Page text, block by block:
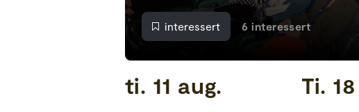
interessert 6 interessert
ti. 11 aug. Ti.